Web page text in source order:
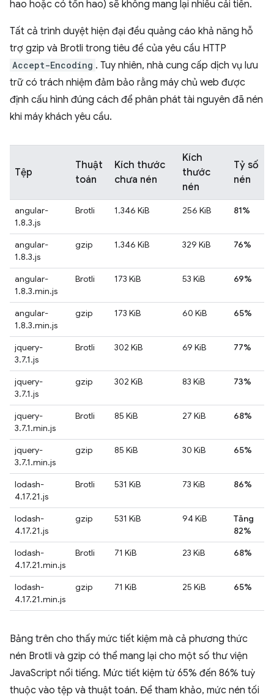
hao hoặc có tổn hao) sẽ không mang lại nhiều cải tiến.
Tất cả trình duyệt hiện đại đều quảng cáo khả năng hỗ
trợ gzip và Brotli trong tiêu đề của yêu cầu HTTP
Accept-Encoding . Tuy nhiên, nhà cung cấp dịch vụ lưu
trữ có trách nhiệm đảm bảo rằng máy chủ web được
định cấu hình đúng cách để phân phát tài nguyên đã nén
khi máy khách yêu cầu.
Tệp
Thuật
toán
Kích thước
chưa nén
Kích
thước
nén
Tỷ số
nén
angular-
1.8.3.js
Brotli 1.346 KiB 256 KiB 81%
angular-
1.8.3.js
gzip 1.346 KiB 329 KiB 76%
angular-
1.8.3.min.js
Brotli 173 KiB 53 KiB 69%
angular-
1.8.3.min.js
gzip 173 KiB 60 KiB 65%
jquery-
3.7.1.js
Brotli 302 KiB 69 KiB 77%
jquery-
3.7.1.js
gzip 302 KiB 83 KiB 73%
jquery-
3.7.1.min.js
Brotli 85 KiB 27 KiB 68%
jquery-
3.7.1.min.js
gzip 85 KiB 30 KiB 65%
lodash-
4.17.21.js
Brotli 531 KiB 73 KiB 86%
lodash-
4.17.21.js
gzip 531 KiB 94 KiB
Tăng
82%
lodash-
4.17.21.min.js
Brotli 71 KiB 23 KiB 68%
lodash-
4.17.21.min.js
gzip 71 KiB 25 KiB 65%
Bảng trên cho thấy mức tiết kiệm mà cả phương thức
nén Brotli và gzip có thể mang lại cho một số thư viện
JavaScript nổi tiếng. Mức tiết kiệm từ 65% đến 86% tuỳ
thuộc vào tệp và thuật toán. Để tham khảo, mức nén tối